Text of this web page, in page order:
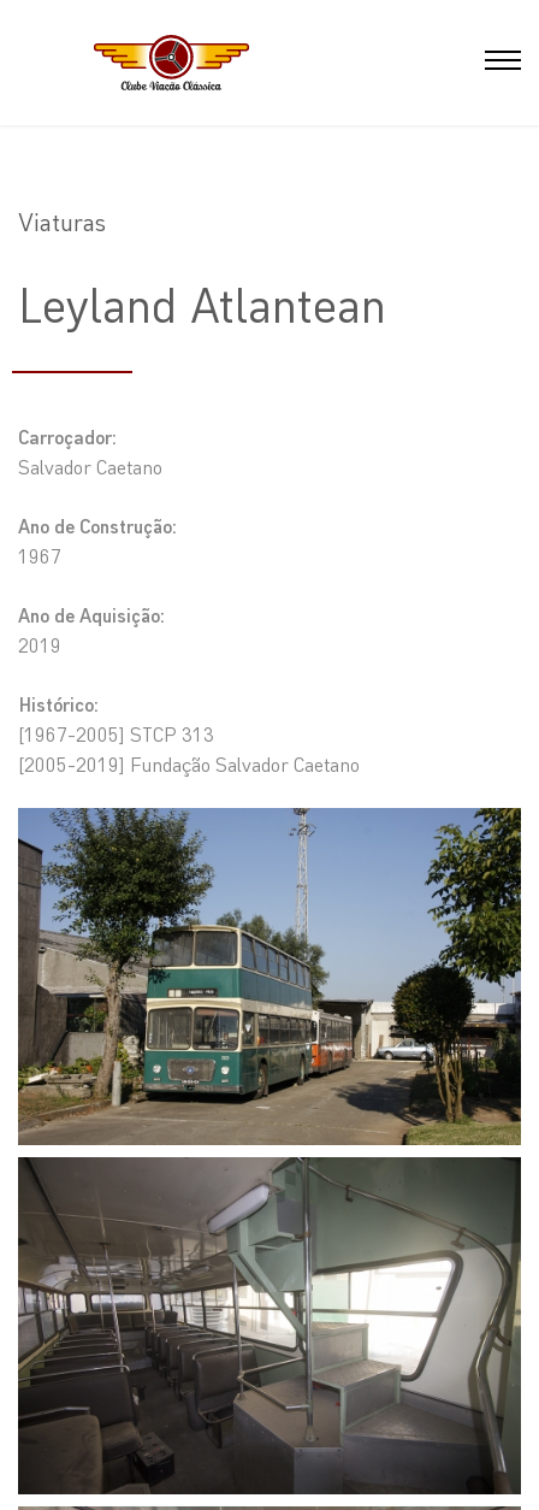
Viaturas
Leyland Atlantean
Carroçador:
Salvador Caetano
Ano de Construção:
1967
Ano de Aquisição:
2019
Histórico:
[1967-2005] STCP 313
[2005-2019] Fundação Salvador Caetano